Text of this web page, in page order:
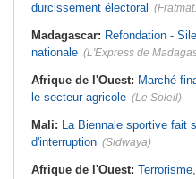
durcissement électoral
Madagascar: Refondation -
nationale (L'Express de
Afrique de l'Ouest: Marché
le secteur agricole (Le Soleil)
Mali: La Biennale sportive fait
d'interruption (Sidwaya)
Afrique de l'Ouest: